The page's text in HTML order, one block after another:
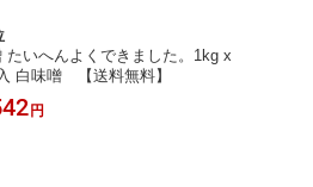
たいへんよくできました。1kg x
白味噌 【送料無料】
円